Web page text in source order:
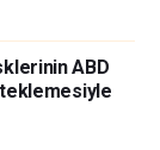
ortaya
olmaksızın
ABD